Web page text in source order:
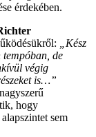
érdekében.
„Kész
de
végig
is…”
hogy
sem